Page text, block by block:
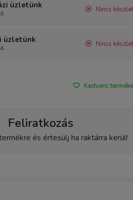
üzletünk Nincs
üzletünk Nincs
Kedvenc
Feliratkozás
és értesülj ha raktárra kerül!